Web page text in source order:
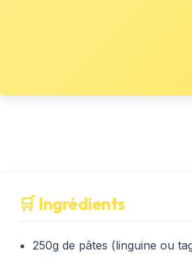
🛒 Ingrédients
250g de pâtes (linguine ou